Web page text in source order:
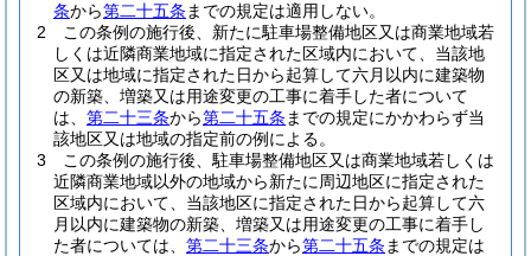
条から第二十五条 までの規定は適用しない。
2
この条例の施行後、新たに駐車場整備地区又は商業地域若
しくは近隣商業地域に指定された区域内において、当該地
区又は地域に指定された日から起算して六月以内に建築物
の新築、増築又は用途変更の工事に着手した者について
は、 第二十三条から第二十五条 までの規定にかかわらず当
該地区又は地域の指定前の例による。
3
この条例の施行後、駐車場整備地区又は商業地域若しくは
近隣商業地域以外の地域から新たに周辺地区に指定された
区域内において、当該地区に指定された日から起算して六
月以内に建築物の新築、増築又は用途変更の工事に着手し
た者については、 第二十三条から第二十五条 までの規定は